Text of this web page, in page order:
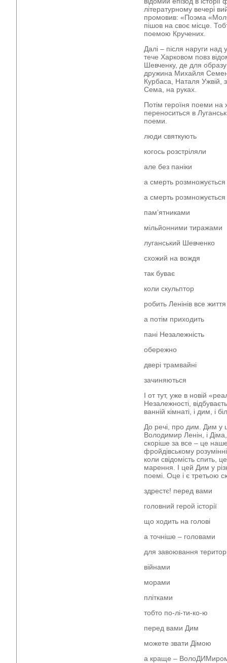
літературному вечері
промовив: «Поэма
пішов на своє місце.
поемою Кручених.
Далі – після наруги над
тече Харковом повз
Шевченку, де для
дружина Михайля
Курбаса, Наталя
Сема, на руках.
Потім героїня поеми на
переноситься в
поеми.
люди святкують
когось розстріляли
але без паніки
а смерть розмножується
а смерть розмножується
пам’ятниками
мільйонними тиражами
луганський Шевченко
схожий на вождя
так буває
коли скульптор
робить Ленінів все життя
а потім приходить
пані Незалежність
обережно
двері трамвайні
зачиняються
І от тут, уже в новій
Незалежності,
ванній кімнаті, і дим, і
До речі, про дим. Дим у
Володимир Ленін, і
скоріше за все – це
фройдівському
коли свідомість спить,
марення. І цей Дим у
поемі. Оце і є третьою
здрестє! перед вами
головний герой історії
що ходить на голові
а точніше – головами
для завоювання
війнами
морами
плітками
тобто по-лі-ти-ко-ю
перед вами Дим
можете звати Дімою
а краще –